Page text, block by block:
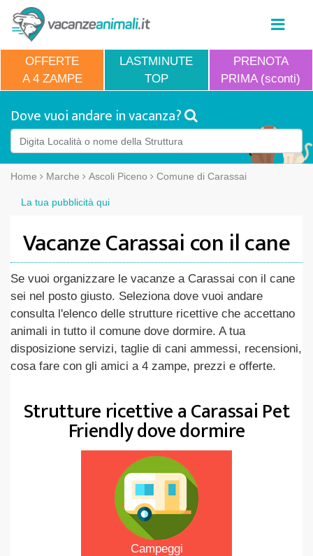
OFFERTE
A 4 ZAMPE
LASTMINUTE
TOP
PRENOTA
PRIMA (sconti)
Dove vuoi andare in vacanza?
Home Marche Ascoli Piceno Comune di Carassai
La tua pubblicità qui
Vacanze Carassai con il cane
Se vuoi organizzare le vacanze a Carassai con il cane
sei nel posto giusto. Seleziona dove vuoi andare
consulta l'elenco delle strutture ricettive che accettano
animali in tutto il comune dove dormire. A tua
disposizione servizi, taglie di cani ammessi, recensioni,
cosa fare con gli amici a 4 zampe, prezzi e offerte.
Strutture ricettive a Carassai Pet
Friendly dove dormire
Campeggi